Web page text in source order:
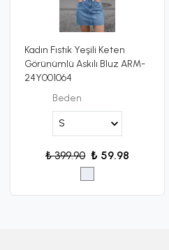
Kadın Fıstık Yeşili Keten
Görünümlü Askılı Bluz ARM-
24Y001064
Beden
₺ 399.90 ₺ 59.98